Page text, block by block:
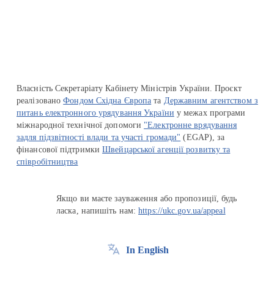
Власність Секретаріату Кабінету Міністрів України. Проєкт
реалізованоФондом Східна Європа та Державним агентством з
питань електронного урядування України у межах програми
міжнародної технічної допомоги "Електронне врядування
задля підзвітності влади та участі громади" (EGAP), за
фінансової підтримкиШвейцарської агенції розвитку та
співробітництва
Якщо ви маєте зауваження або пропозиції, будь
ласка, напишіть нам:https://ukc.gov.ua/appeal
In English